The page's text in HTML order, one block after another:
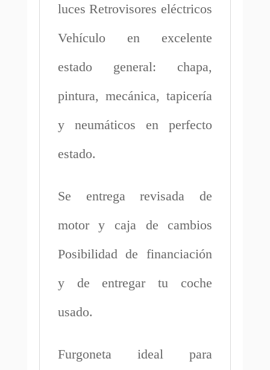
luces Retrovisores eléctricos
Vehículo en excelente
estado general: chapa,
pintura, mecánica, tapicería
y neumáticos en perfecto
estado.
Se entrega revisada de
motor y caja de cambios
Posibilidad de financiación
y de entregar tu coche
usado.
Furgoneta ideal para